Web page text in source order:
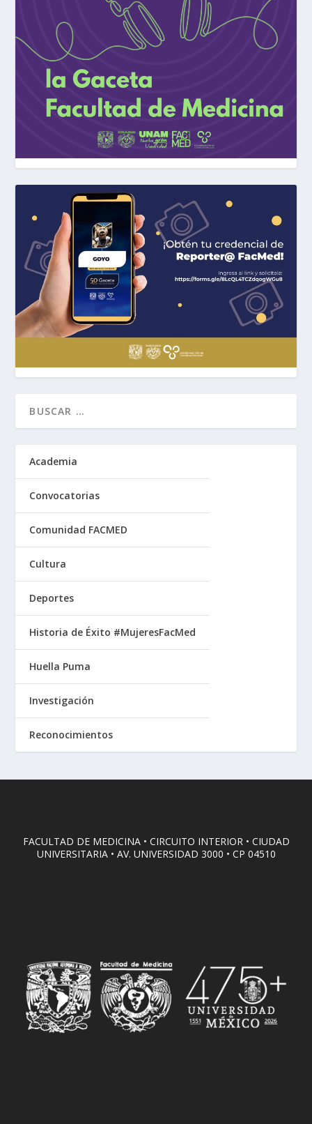
Academia
Convocatorias
Comunidad FACMED
Cultura
Deportes
Historia de Éxito #MujeresFacMed
Huella Puma
Investigación
Reconocimientos
FACULTAD DE MEDICINA • CIRCUITO INTERIOR • CIUDAD
UNIVERSITARIA • AV. UNIVERSIDAD 3000 • CP 04510